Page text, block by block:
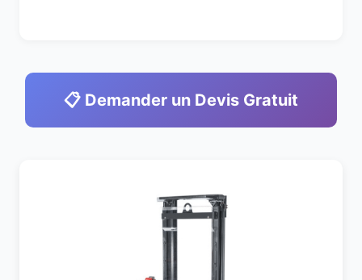
📋 Demander un Devis Gratuit